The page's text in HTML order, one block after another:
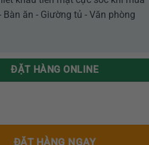
Bàn ăn - Giường tủ - Văn phòng
ĐẶT HÀNG ONLINE
nhập khẩu GR 118 số lượng
ĐẶT HÀNG NGAY